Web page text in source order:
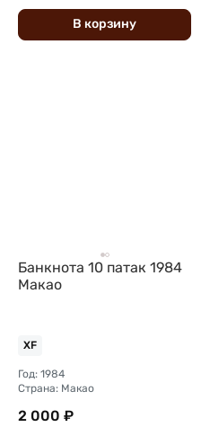
В корзину
Банкнота 10 патак 1984
Макао
XF
Год: 1984
Страна: Макао
2 000 ₽